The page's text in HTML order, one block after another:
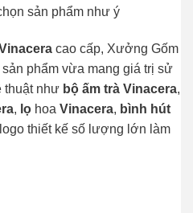
sản phẩm như ý
cao cấp, Xưởng Gốm
phẩm vừa mang giá trị sử
thuật như bộ ấm trà Vinacera,
, lọ hoa Vinacera, bình hút
thiết kế số lượng lớn làm